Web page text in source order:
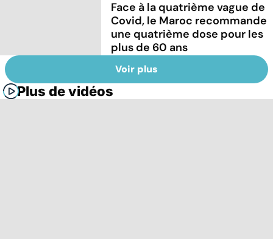
Face à la quatrième vague de
Covid, le Maroc recommande
une quatrième dose pour les
plus de 60 ans
Voir plus
Plus de vidéos